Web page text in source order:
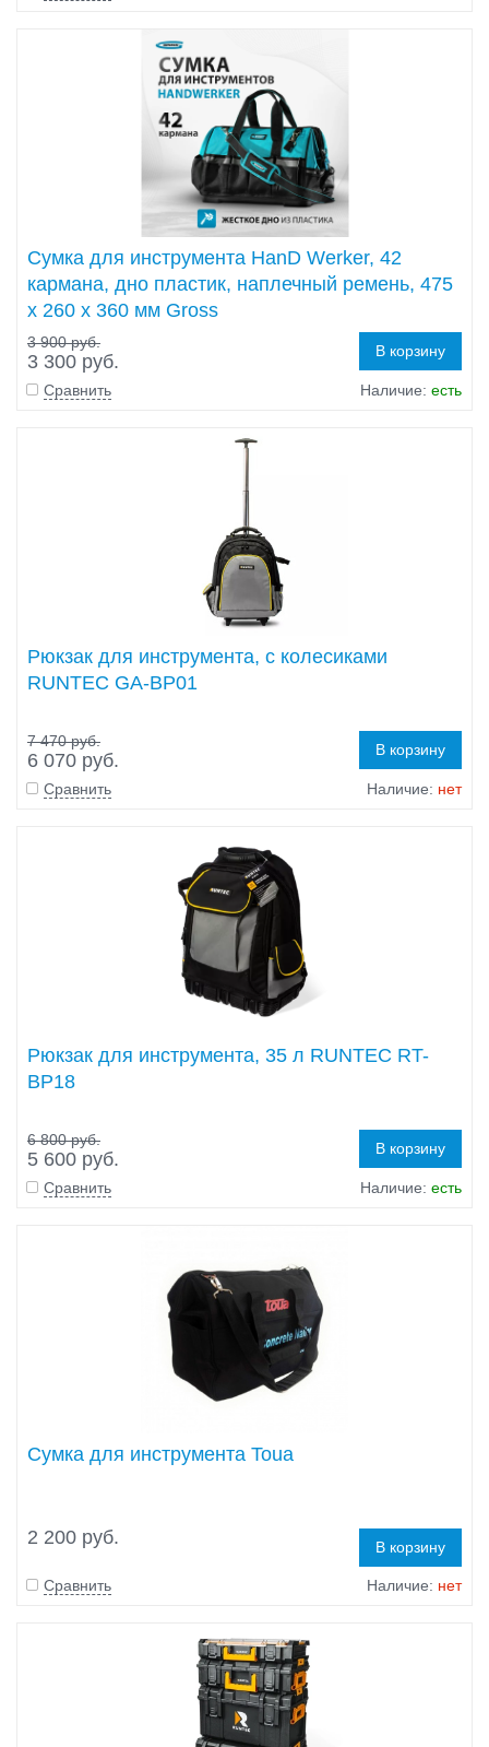
Сумка для инструмента HanD Werker, 42
кармана, дно пластик, наплечный ремень, 475
х 260 х 360 мм Gross
3 900 руб.
3 300 руб. В корзину
Сравнить Наличие: есть
Рюкзак для инструмента, с колесиками
RUNTEC GA-BP01
7 470 руб.
6 070 руб. В корзину
Сравнить Наличие: нет
Рюкзак для инструмента, 35 л RUNTEC RT-
BP18
6 800 руб.
5 600 руб. В корзину
Сравнить Наличие: есть
Сумка для инструмента Toua
2 200 руб. В корзину
Сравнить Наличие: нет